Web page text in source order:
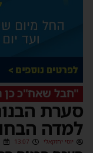
"חבל שאח"כ כן
סערת
למדה
יוסי יחזקאלי 13:07